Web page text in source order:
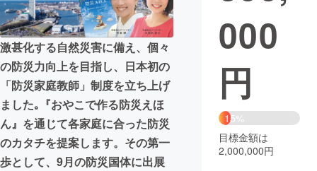
ビジネス・起業 チャレンジ
まちづくり・地域活性化
CAMPFIRE for Social Good
CAMPFIRE Creation
CAMPFIREふるさと納税 machi-ya コミュニティ
激甚化する自然災害に備え、個々
の防災力向上を目指し、日本初の
「防災家庭教師」制度を立ち上げ
ました｡『おやこで作る防災えほ
ん』を通じて各家庭に合った防災
のカタチを提案します。その第一
歩として、9月の防災国体に出展
000
円
15%
目標金額は
2,000,000円